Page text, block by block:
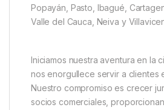
Popayán, Pasto, Ibagué,
Valle del Cauca, Neiva y
Iniciamos nuestra aventura en la
nos enorgullece servir a clientes
Nuestro compromiso es crecer
socios comerciales,